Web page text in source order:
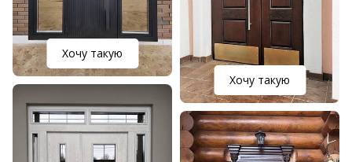
Хочу такую
Хочу такую